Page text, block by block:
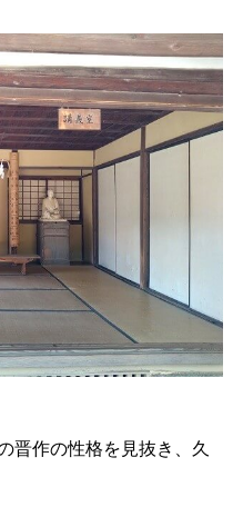
晋作の性格を見抜き、久